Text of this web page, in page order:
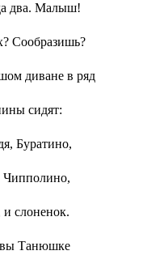
два. Малыш!
Сообразишь?
диване в ряд
сидят:
Буратино,
Чипполино,
слоненок.
Танюшке